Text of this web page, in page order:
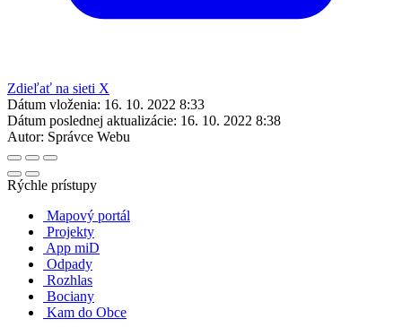
Zdieľať na sieti X
Dátum vloženia: 16. 10. 2022 8:33
Dátum poslednej aktualizácie: 16. 10. 2022 8:38
Autor: Správce Webu
Rýchle prístupy
Mapový portál
Projekty
App miD
Odpady
Rozhlas
Bociany
Kam do Obce